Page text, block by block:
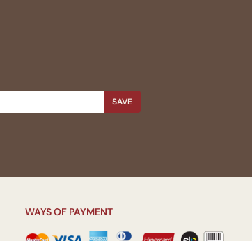
SAVE
WAYS OF PAYMENT